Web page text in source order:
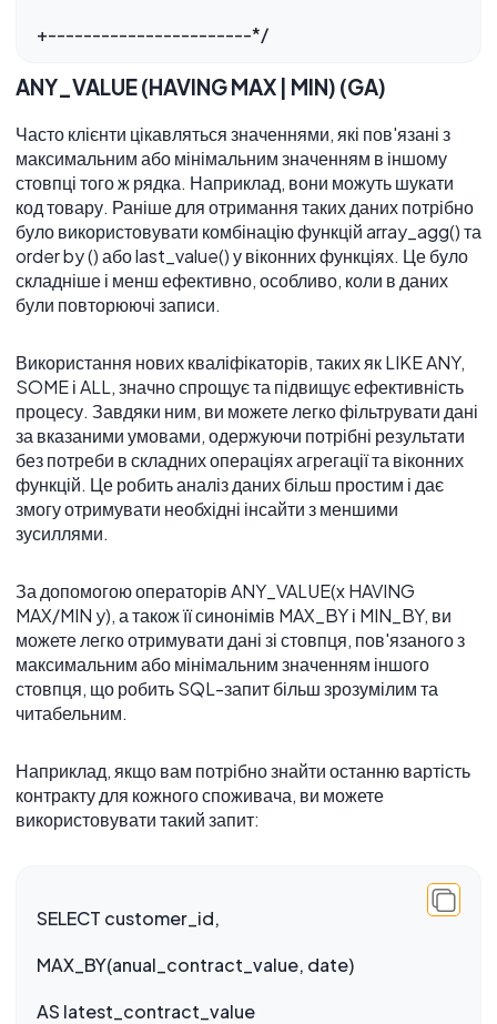
ANY_VALUE (HAVING MAX | MIN) (GA)
Часто клієнти цікавляться значеннями, які пов'язані з
максимальним або мінімальним значенням в іншому
стовпці того ж рядка. Наприклад, вони можуть шукати
код товару. Раніше для отримання таких даних потрібно
було використовувати комбінацію функцій array_agg() та
order by () або last_value() у віконних функціях. Це було
складніше і менш ефективно, особливо, коли в даних
були повторюючі записи.
Використання нових кваліфікаторів, таких як LIKE ANY,
SOME і ALL, значно спрощує та підвищує ефективність
процесу. Завдяки ним, ви можете легко фільтрувати дані
за вказаними умовами, одержуючи потрібні результати
без потреби в складних операціях агрегації та віконних
функцій. Це робить аналіз даних більш простим і дає
змогу отримувати необхідні інсайти з меншими
зусиллями.
За допомогою операторів ANY_VALUE(x HAVING
MAX/MIN y), а також її синонімів MAX_BY і MIN_BY, ви
можете легко отримувати дані зі стовпця, пов'язаного з
максимальним або мінімальним значенням іншого
стовпця, що робить SQL-запит більш зрозумілим та
читабельним.
Наприклад, якщо вам потрібно знайти останню вартість
контракту для кожного споживача, ви можете
використовувати такий запит:
SELECT customer_id,
MAX_BY(anual_contract_value, date)
AS latest_contract_value